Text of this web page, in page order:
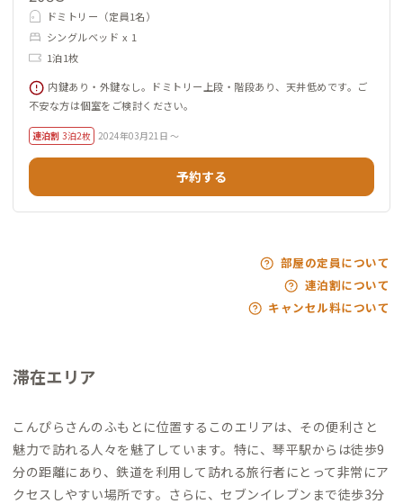
ドミトリー（定員1名）
シングルベッド x 1
1泊1枚
内鍵あり・外鍵なし。ドミトリー上段・階段あり、天井低めです。ご
不安な方は個室をご検討ください。
連泊割 3泊2枚 2024年03月21日 ～
予約する
部屋の定員について
連泊割について
キャンセル料について
滞在エリア
こんぴらさんのふもとに位置するこのエリアは、その便利さと
魅力で訪れる人々を魅了しています。特に、琴平駅からは徒歩9
分の距離にあり、鉄道を利用して訪れる旅行者にとって非常にア
クセスしやすい場所です。さらに、セブンイレブンまで徒歩3分